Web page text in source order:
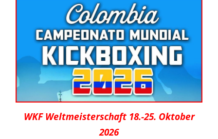
WKF Weltmeisterschaft 18.-25. Oktober
2026